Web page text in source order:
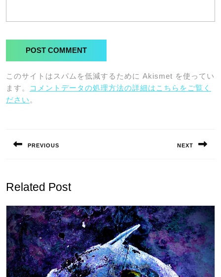
このサイトはスパムを低減するために Akismet を使ってい
ます。
コメントデータの処理方法の詳細はこちらをご覧く
ださい 。
ナ
ゲ
ー
シ
ョ
ン
PREVIOUS NEXT
Related Post